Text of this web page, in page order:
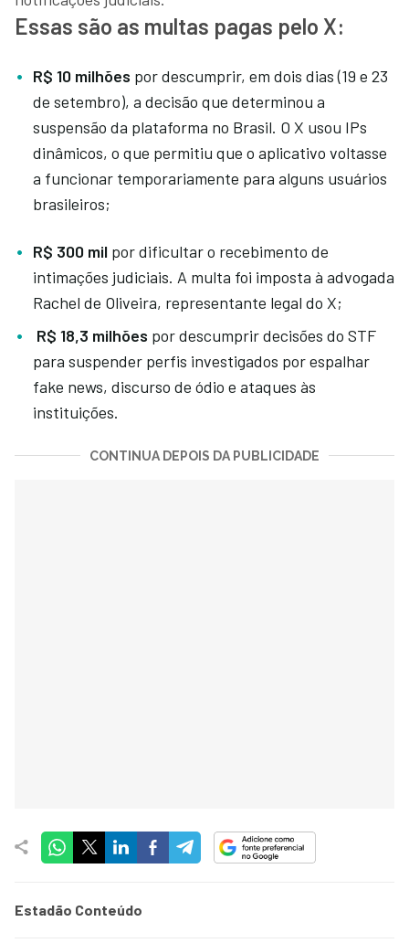
Essas são as multas pagas pelo X:
R$ 10 milhões por descumprir, em dois dias (19 e 23
de setembro), a decisão que determinou a
suspensão da plataforma no Brasil. O X usou IPs
dinâmicos, o que permitiu que o aplicativo voltasse
a funcionar temporariamente para alguns usuários
brasileiros;
R$ 300 mil por dificultar o recebimento de
intimações judiciais. A multa foi imposta à advogada
Rachel de Oliveira, representante legal do X;
R$ 18,3 milhões por descumprir decisões do STF
para suspender perfis investigados por espalhar
fake news, discurso de ódio e ataques às
instituições.
CONTINUA DEPOIS DA PUBLICIDADE
Estadão Conteúdo